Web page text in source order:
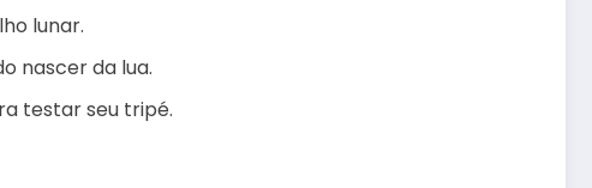
lunar.
nascer da lua.
testar seu tripé.